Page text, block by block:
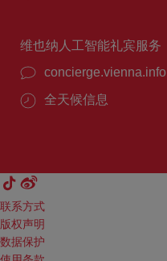
维也纳人工智能礼宾服务
concierge.vienna.info
全天候信息
联系方式
版权声明
数据保护